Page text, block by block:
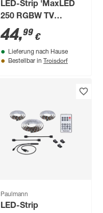
LED-Strip 'MaxLED
250 RGBW TV
Comfort Basisset'
65 Zoll 22 W silber
44,99 €
Lieferung nach Hause
Bestellbar in Troisdorf
Paulmann
LED-Strip